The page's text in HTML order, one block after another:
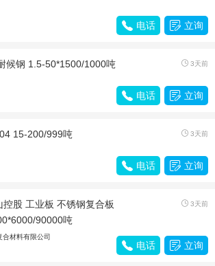
 电话  立询
候钢 1.5-50*1500/1000吨  3天前
 电话  立询
15-200/999吨  3天前
 电话  立询
控股 工业板 不锈钢复合板
90000吨
 3天前
合材料有限公司
 电话  立询